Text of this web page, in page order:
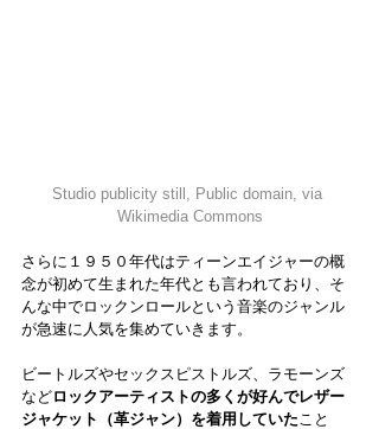
Studio publicity still , Public domain, via
Wikimedia Commons
さらに１９５０年代はティーンエイジャーの概
念が初めて生まれた年代とも言われており、そ
んな中でロックンロールという音楽のジャンル
が急速に人気を集めていきます。
ビートルズやセックスピストルズ、ラモーンズ
などロックアーティストの多くが好んでレザー
ジャケット（革ジャン）を着用していた こと